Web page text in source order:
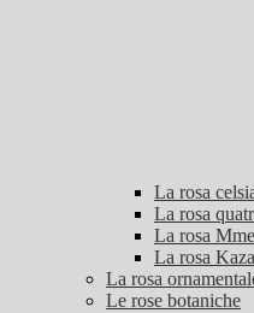
La rosa
La rosa
La rosa
La rosa
La rosa
Le rose botaniche